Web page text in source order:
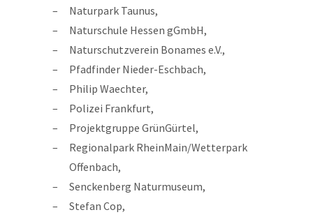
Naturpark Taunus,
Naturschule Hessen gGmbH,
Naturschutzverein Bonames e.V.,
Pfadfinder Nieder-Eschbach,
Philip Waechter,
Polizei Frankfurt,
Projektgruppe GrünGürtel,
Regionalpark RheinMain/Wetterpark
Offenbach,
Senckenberg Naturmuseum,
Stefan Cop,